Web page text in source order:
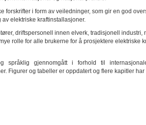
forskrifter i form av veiledninger, som gir en god
elektriske kraftinstallasjoner.
driftspersonell innen elverk, tradisjonell industri,
rolle for alle brukerne for å prosjektere elektriske
språklig gjennomgått i forhold til internasjonale
Figurer og tabeller er oppdatert og flere kapitler